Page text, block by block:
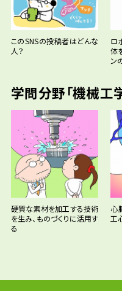
このSNSの投稿者はどんな
人？
ロ
体
ン
学問分野「機械工
硬質な素材を加工する技術
を生み、ものづくりに活用す
る
心
工